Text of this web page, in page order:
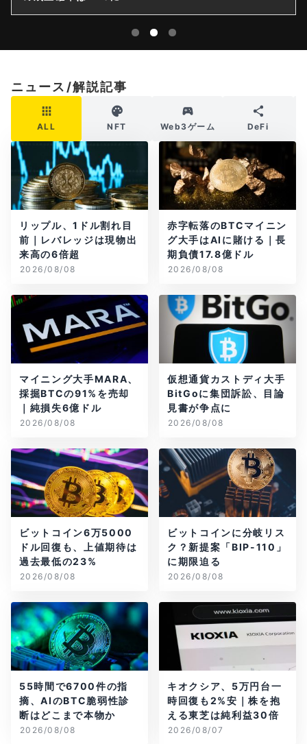
ニュース/解説記事
ALL NFT Web3ゲーム DeFi
リップル、1ドル割れ目
前｜レバレッジは現物出
来高の6倍超
2026/08/08
赤字転落のBTCマイニン
グ大手はAIに賭ける｜長
期負債17.8億ドル
2026/08/08
マイニング大手MARA、
採掘BTCの91%を売却
｜純損失6億ドル
2026/08/08
仮想通貨カストディ大手
BitGoに集団訴訟、目論
見書が争点に
2026/08/08
ビットコイン6万5000
ドル回復も、上値期待は
過去最低の23%
2026/08/08
ビットコインに分岐リス
ク？新提案「BIP-110」
に期限迫る
2026/08/08
55時間で6700件の指
摘、AIのBTC脆弱性診
断はどこまで本物か
2026/08/08
キオクシア、5万円台一
時回復も2%安｜株を抱
える東芝は純利益30倍
2026/08/07